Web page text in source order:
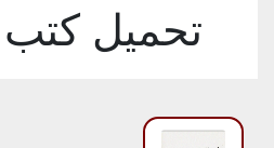
تحميل